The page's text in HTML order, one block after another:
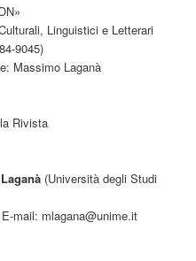
Linguistici e Letterari
9045)
Massimo Laganà
Rivista
(Università degli Studi
mail: mlagana@unime.it